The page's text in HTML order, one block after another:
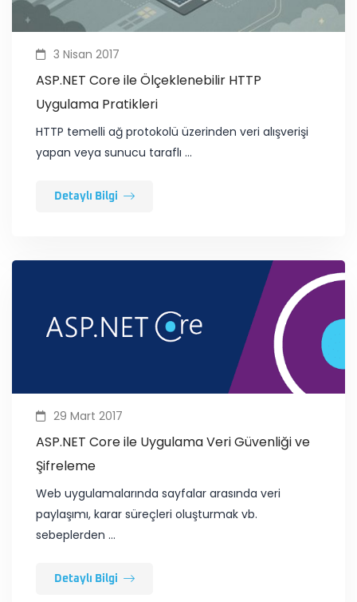
3 Nisan 2017
ASP.NET Core ile Ölçeklenebilir HTTP
Uygulama Pratikleri
​HTTP temelli ağ protokolü üzerinden veri alışverişi
yapan veya sunucu taraflı …
Detaylı Bilgi
29 Mart 2017
ASP.NET Core ile Uygulama Veri Güvenliği ve
Şifreleme
​Web uygulamalarında sayfalar arasında veri
paylaşımı, karar süreçleri oluşturmak vb.
sebeplerden …
Detaylı Bilgi